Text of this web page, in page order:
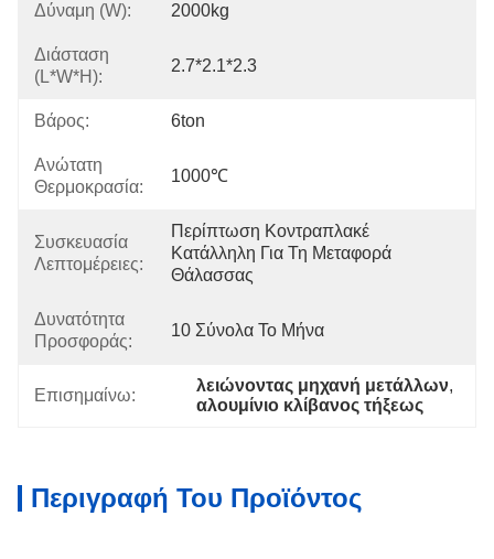
Δύναμη (W): 2000kg
Διάσταση
(L*W*H):
2.7*2.1*2.3
Βάρος: 6ton
Ανώτατη
Θερμοκρασία:
1000℃
Συσκευασία
Λεπτομέρειες:
Περίπτωση Κοντραπλακέ
Κατάλληλη Για Τη Μεταφορά
Θάλασσας
Δυνατότητα
Προσφοράς:
10 Σύνολα Το Μήνα
Επισημαίνω:
λειώνοντας μηχανή μετάλλων
αλουμίνιο κλίβανος τήξεως
Περιγραφή Του Προϊόντος